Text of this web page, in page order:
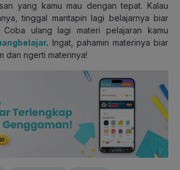
yang kamu mau dengan tepat. Kalau
tinggal mantapin lagi belajarnya biar
ulang lagi materi pelajaran kamu
. Ingat, pahamin materinya biar
dan ngerti materinya!